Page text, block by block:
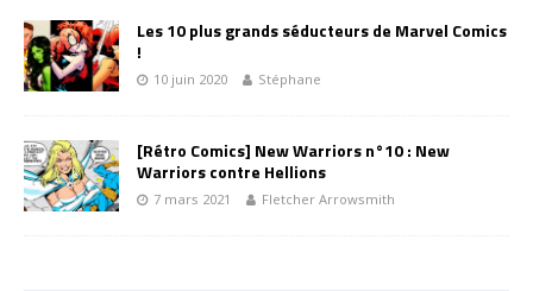
Les 10 plus grands séducteurs de Marvel Comics
!
10 juin 2020 Stéphane
[Rétro Comics] New Warriors n°10 : New
Warriors contre Hellions
7 mars 2021 Fletcher Arrowsmith